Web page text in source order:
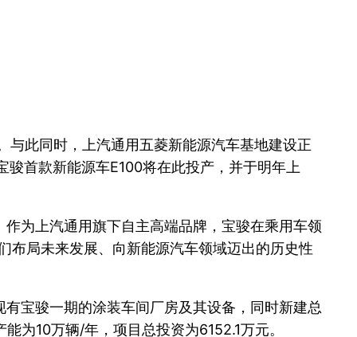
此同时，上汽通用五菱新能源汽车基地建设正
首款新能源车E100将在此投产，并于明年上
为上汽通用旗下自主高端品牌，宝骏在乘用车领
布局未来发展、向新能源汽车领域迈出的历史性
宝骏一期的涂装车间厂房及其设备，同时新建总
为10万辆/年，项目总投资为6152.1万元。